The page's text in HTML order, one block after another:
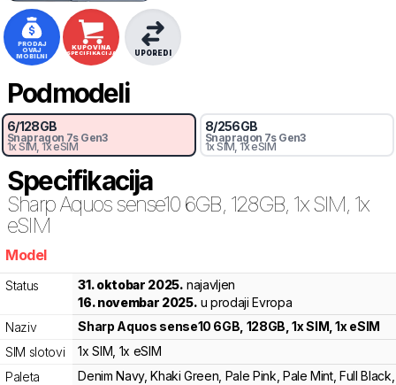
PRODAJ
OVAJ
MOBILNI
KUPOVINA
SPECIFIKACIJA UPOREDI
Podmodeli
6/128GB
Snapragon 7s Gen3
1x SIM, 1x eSIM
8/256GB
Snapragon 7s Gen3
1x SIM, 1x eSIM
Specifikacija
Sharp Aquos sense10 6GB, 128GB, 1x SIM, 1x
eSIM
Model
Status 31. oktobar 2025. najavljen
16. novembar 2025. u prodaji Evropa
Naziv
Sharp Aquos sense10 6GB, 128GB, 1x SIM, 1x eSIM
SIM slotovi
1x SIM , 1x eSIM
Paleta
Denim Navy, Khaki Green, Pale Pink, Pale Mint, Full Black,